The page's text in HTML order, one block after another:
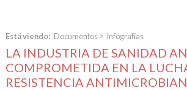
Está viendo: Documentos > Infografías
LA INDUSTRIA DE SANIDAD
COMPROMETIDA EN LA
RESISTENCIA